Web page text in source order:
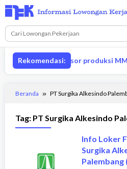
Loncat
ke
konten
Rekomendasi:
Lowongan supervisor produksi
Beranda PT Surgika Alkesindo
Tag: PT Surgika Alkesindo
Info Loker
Surgika
Palembang